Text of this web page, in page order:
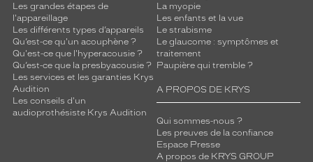
Les grandes étapes de
l'appareillage
Les différents types d’appareils
Qu’est-ce qu'un acouphène ?
Qu'est-ce que l'hyperacousie ?
Qu’est-ce que la presbyacousie ?
Les services et les garanties Krys
Audition
Les conseils d'un
audioprothésiste Krys Audition
La myopie
Les enfants et la vue
Le strabisme
Le glaucome : symptômes et
traitement
Paupière qui tremble ?
A PROPOS DE KRYS
Qui sommes-nous ?
Les preuves de la confiance
Espace Presse
A propos de KRYS GROUP